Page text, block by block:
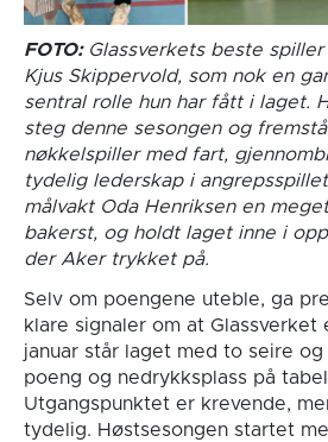
FOTO: Glassverkets beste
Kjus Skippervold, som nok en
sentral rolle hun har fått i laget.
steg denne sesongen og
nøkkelspiller med fart,
tydelig lederskap i
målvakt Oda Henriksen en
bakerst, og holdt laget inne i
der Aker trykket på.
Selv om poengene uteble, ga
klare signaler om at
januar står laget med to seire
poeng og nedrykksplass på
Utgangspunktet er krevende,
tydelig. Høstsesongen startet